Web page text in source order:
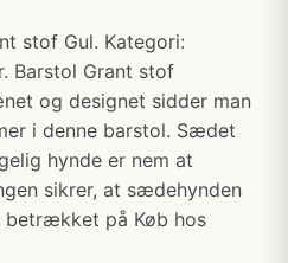
stof Gul. Kategori:
Barstol Grant stof
og designet sidder man
i denne barstol. Sædet
hynde er nem at
sikrer, at sædehynden
betrækket på Køb hos